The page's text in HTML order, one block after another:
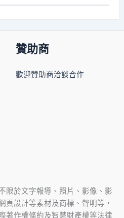
贊助商
歡迎贊助商洽談合作
限於文字報導、照片、影像、影
頁設計等素材及商標、聲明等，
著作權條約及智慧財產權等法律